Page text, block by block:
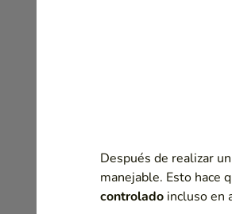
Después de realizar
manejable. Esto hace
controlado incluso en